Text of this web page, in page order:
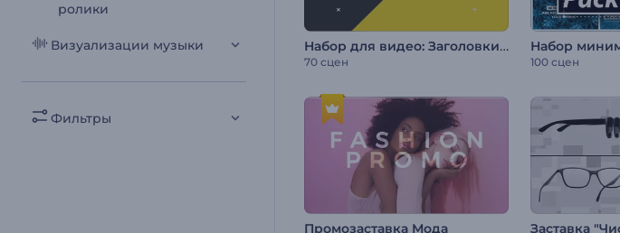
ролики
Визуализации музыки
Фильтры
Набор для видео: Заголовки в движении
70 сцен 100 сцен
Промозаставка Мода Заставка